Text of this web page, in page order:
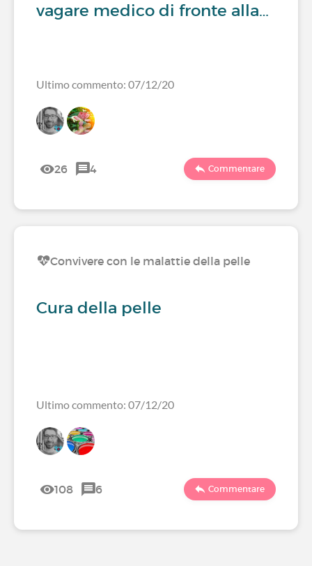
vagare medico di fronte alla…
Ultimo commento: 07/12/20
26 4 Commentare
Convivere con le malattie della pelle
Cura della pelle
Ultimo commento: 07/12/20
108 6 Commentare